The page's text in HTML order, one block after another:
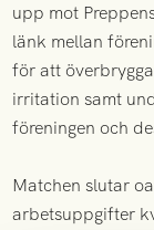
upp mot
länk mellan
för att
irritation samt
föreningen och
Matchen slutar
arbetsuppgifter